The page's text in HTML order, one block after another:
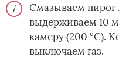
Смазываем пирог
выдерживаем 10
камеру (200 °С).
выключаем газ.